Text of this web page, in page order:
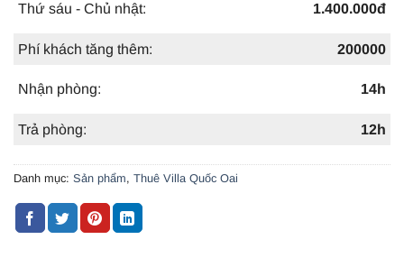
Thứ sáu - Chủ nhật: 1.400.000đ
Phí khách tăng thêm: 200000
Nhận phòng: 14h
Trả phòng: 12h
Danh mục: Sản phẩm, Thuê Villa Quốc Oai